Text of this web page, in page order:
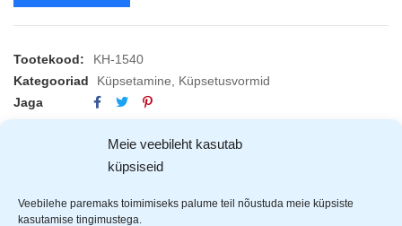
Meie veebileht kasutab
küpsiseid
Veebilehe paremaks toimimiseks palume teil nõustuda meie küpsiste
kasutamise tingimustega.
Tootekood:
KH-1540
Kategooriad
Küpsetamine
Küpsetusvormid
Jaga